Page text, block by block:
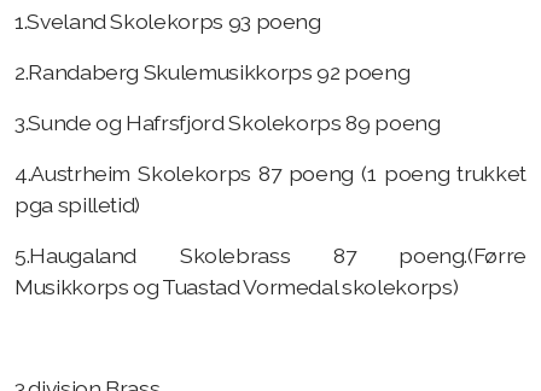
1.Sveland Skolekorps 93 poeng
2.Randaberg Skulemusikkorps 92 poeng
3.Sunde og Hafrsfjord Skolekorps 89 poeng
4.Austrheim Skolekorps 87 poeng (1 poeng trukket
pga spilletid)
5.Haugaland Skolebrass 87 poeng.(Førre
Musikkorps og Tuastad Vormedal skolekorps)